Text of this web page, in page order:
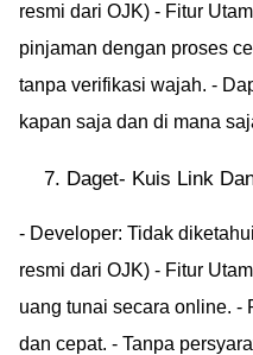
resmi dari OJK) - Fitur
pinjaman dengan proses
tanpa verifikasi wajah. -
kapan saja dan di mana
Daget- Kuis Link
- Developer: Tidak
resmi dari OJK) - Fitur
uang tunai secara online. -
dan cepat. - Tanpa